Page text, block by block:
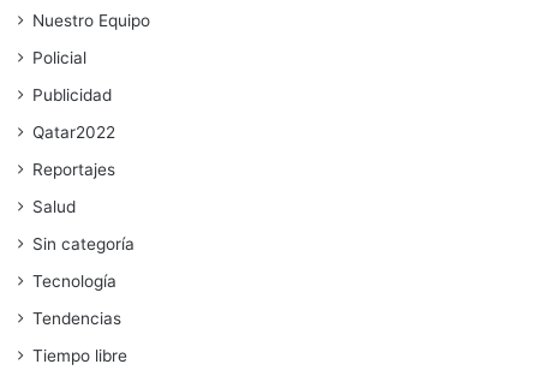
Nuestro Equipo
Policial
Publicidad
Qatar2022
Reportajes
Salud
Sin categoría
Tecnología
Tendencias
Tiempo libre